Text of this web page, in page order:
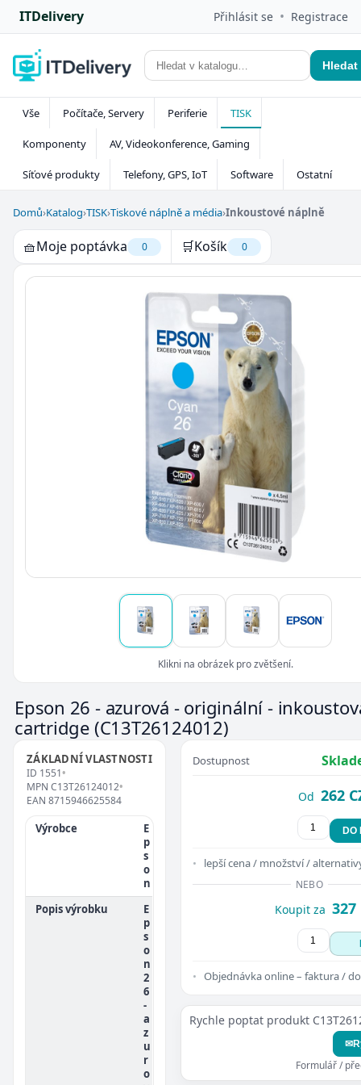
ITDelivery Přihlásit se • Registrace
Hledat
Vše Počítače, Servery Periferie TISK
Komponenty AV, Videokonference, Gaming
Síťové produkty Telefony, GPS, IoT Software Ostatní
Domů›Katalog›TISK›Tiskové náplně a média›Inkoustové náplně
🧺Moje poptávka 0 🛒Košík 0
Klikni na obrázek pro zvětšení.
Epson 26 - azurová - originální -
cartridge (C13T26124012)
ZÁKLADNÍ VLASTNOSTI
ID 1551•
MPN C13T26124012•
EAN 8715946625584
Výrobce
E
p
s
o
n
Popis výrobku
E
p
s
o
n
2
6
-
a
z
u
r
o
Dostupnost
Od 262
DO
lepší cena / množství /
NEBO
Koupit za 327
Objednávka online – faktura /
Rychle poptat produkt
✉
Formulář /